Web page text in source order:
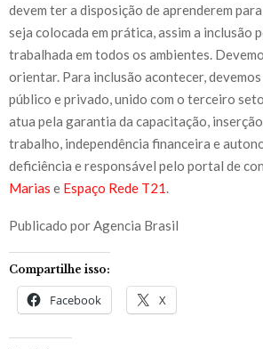
devem ter a disposição de aprenderem
seja colocada em prática, assim a inclusão
trabalhada em todos os ambientes.
orientar. Para inclusão acontecer,
público e privado, unido com o terceiro
atua pela garantia da capacitação,
trabalho, independência financeira e
deficiência e responsável pelo portal de
Marias e Espaço Rede T21.
Publicado por Agencia Brasil
Compartilhe isso:
Facebook X